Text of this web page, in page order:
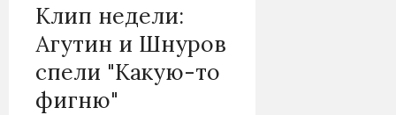
Клип недели:
Агутин и Шнуров
спели "Какую-то
фигню"